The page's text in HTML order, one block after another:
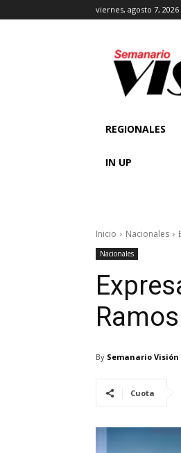
viernes, agosto 7, 2026
REGIONALES
IN UP
Inicio Nacionales
Nacionales
By Semanario Visión
Cuota